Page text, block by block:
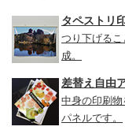
タペストリ
つり下げる
成。
差替え自由
中身の印刷
パネルです。